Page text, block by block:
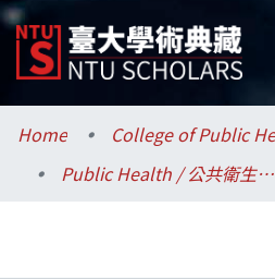
Communities & Collections
Research Outputs
Home
Public Health / 公共衛生學系